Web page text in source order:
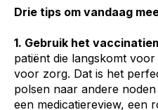
Drie tips om vandaag
1. Gebruik het
patiënt die langskomt
voor zorg. Dat is het
polsen naar andere
een medicatiereview, een